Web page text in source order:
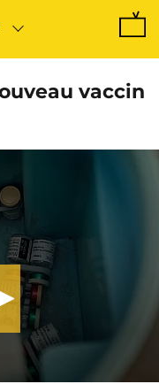
vaccin